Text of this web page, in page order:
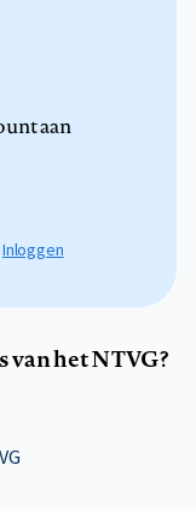
aan
Inloggen
het NTVG?